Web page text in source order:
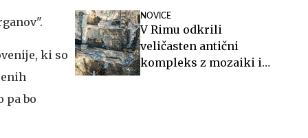
ki so
pa bo
NOVICE
V Rimu odkrili
veličasten antični
kompleks z mozaiki in